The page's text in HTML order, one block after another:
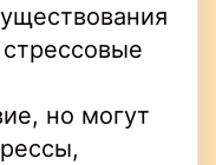
но могут